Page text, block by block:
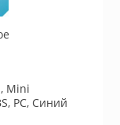
Mini
PC, Синий